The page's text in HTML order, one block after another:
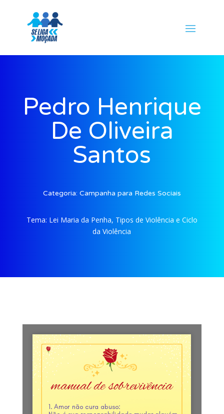
Pedro Henrique
De Oliveira
Santos
Categoria: Campanha para Redes Sociais
Tema: Lei Maria da Penha, Tipos de Violência e Ciclo
da Violência